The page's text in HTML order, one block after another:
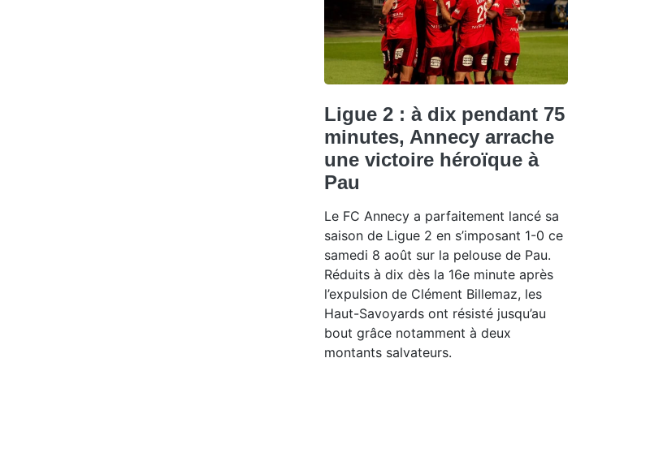
Ligue 2 : à dix pendant 75
minutes, Annecy arrache
une victoire héroïque à
Pau
Le FC Annecy a parfaitement lancé sa
saison de Ligue 2 en s’imposant 1-0 ce
samedi 8 août sur la pelouse de Pau.
Réduits à dix dès la 16e minute après
l’expulsion de Clément Billemaz, les
Haut-Savoyards ont résisté jusqu’au
bout grâce notamment à deux
montants salvateurs.